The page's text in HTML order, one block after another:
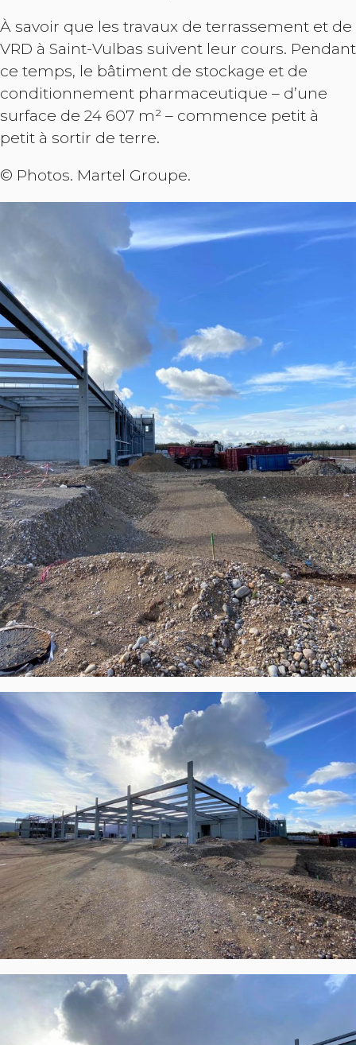
À savoir que les travaux de terrassement et de
VRD à Saint-Vulbas suivent leur cours. Pendant
ce temps, le bâtiment de stockage et de
conditionnement pharmaceutique – d’une
surface de 24 607 m² – commence petit à
petit à sortir de terre.
© Photos. Martel Groupe.